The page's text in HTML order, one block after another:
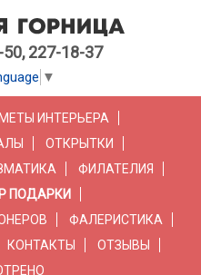
227-18-37
▼
ИНТЕРЬЕРА
ОТКРЫТКИ
ФИЛАТЕЛИЯ
ПОДАРКИ
ФАЛЕРИСТИКА
КОНТАКТЫ
ОТЗЫВЫ